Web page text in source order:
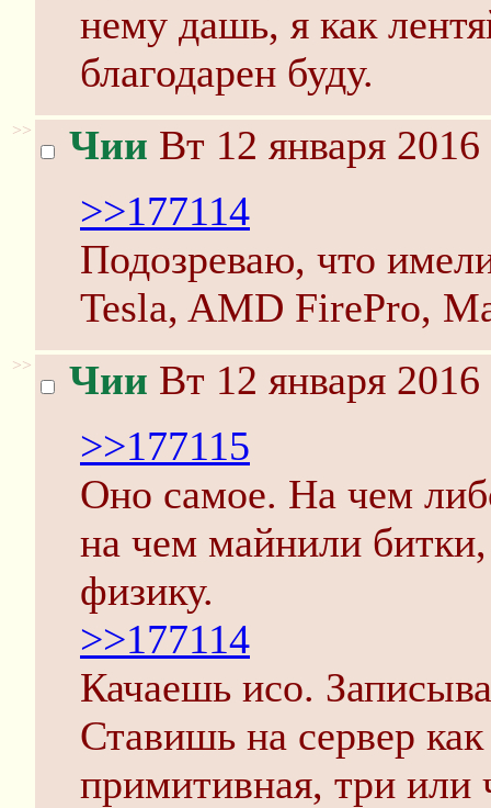
нему дашь, я как
благодарен буду.
>> Чии Вт 12 января
>>177114
Подозреваю, что
Tesla, AMD FirePro,
>> Чии Вт 12 января
>>177115
Оно самое. На чем
на чем майнили
физику.
>>177114
Качаешь исо.
Ставишь на сервер
примитивная, три или